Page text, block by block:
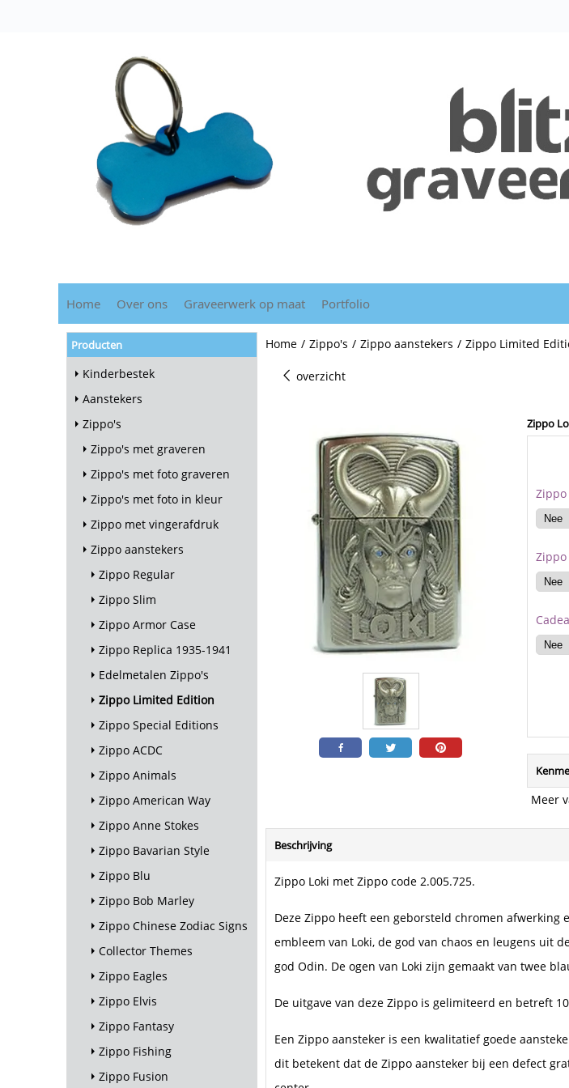
Home Over ons Graveerwerk op maat Portfolio
Producten
Kinderbestek
Aanstekers
Zippo's
Zippo's met graveren
Zippo's met foto graveren
Zippo's met foto in kleur
Zippo met vingerafdruk
Zippo aanstekers
Zippo Regular
Zippo Slim
Zippo Armor Case
Zippo Replica 1935-1941
Edelmetalen Zippo's
Zippo Limited Edition
Zippo Special Editions
Zippo ACDC
Zippo Animals
Zippo American Way
Zippo Anne Stokes
Zippo Bavarian Style
Zippo Blu
Zippo Bob Marley
Zippo Chinese Zodiac Signs
Collector Themes
Zippo Eagles
Zippo Elvis
Zippo Fantasy
Zippo Fishing
Zippo Fusion
Home / Zippo's / Zippo aanstekers / Zippo Limited
overzicht
Zippo
Meer
Beschrijving
Zippo Loki met Zippo code 2.005.725.
Deze Zippo heeft een geborsteld chromen afwerking
embleem van Loki, de god van chaos en leugens uit
god Odin. De ogen van Loki zijn gemaakt van twee
De uitgave van deze Zippo is gelimiteerd en betreft
Een Zippo aansteker is een kwalitatief goede
dit betekent dat de Zippo aansteker bij een defect